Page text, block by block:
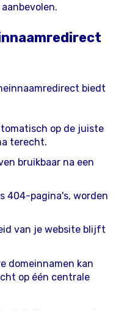
biedt
op de juiste
terecht.
bruikbaar na een
404-pagina's, worden
van je website blijft
domeinnamen kan
op één centrale